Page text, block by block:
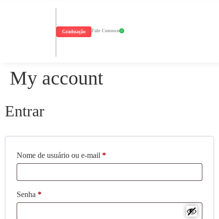
Graduação Fale Conosco
My account
Entrar
Nome de usuário ou e-mail *
Senha *